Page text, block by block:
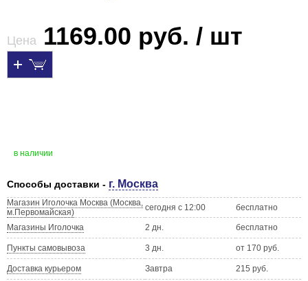
Цена 1169.00 руб. / шт
в наличии
Способы доставки - г. Москва
Магазин Иголочка Москва (Москва,
м.Первомайская)
сегодня с 12:00 бесплатно
Магазины Иголочка 2 дн. бесплатно
Пункты самовывоза 3 дн. от 170 руб.
Доставка курьером Завтра 215 руб.